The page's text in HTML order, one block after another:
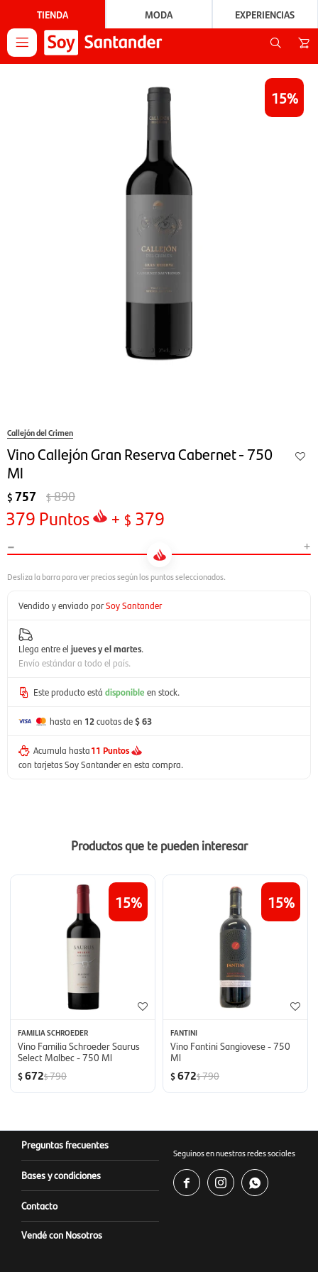
TIENDA MODA EXPERIENCIAS

15
Callejón del Crimen
Vino Callejón Gran Reserva Cabernet - 750
Ml
$ 757 $890
379 Puntos + $ 379
- +
Vendido y enviado porSoy Santander
Llega entre el jueves y el martes.
Envío estándar a todo el país.
Este producto está disponible en stock.
hasta en 12cuotas de$ 63
Acumula hasta11 Puntos
con tarjetas Soy Santander en esta compra.
Productos que te pueden interesar
15
FAMILIA SCHROEDER
Vino Familia Schroeder Saurus
Select Malbec - 750 Ml
$672$790
15
FANTINI
Vino Fantini Sangiovese - 750
Ml
$672$790
Preguntas frecuentes
Bases y condiciones
Contacto
Vendé con Nosotros
Seguinos en nuestras redes sociales
  